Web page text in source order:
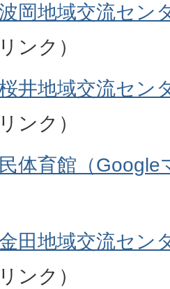
岡地域交流セン
ンク）
井地域交流セン
ンク）
体育館（Google
田地域交流セン
ンク）